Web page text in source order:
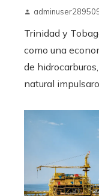
Trinidad y
como una
de
natural